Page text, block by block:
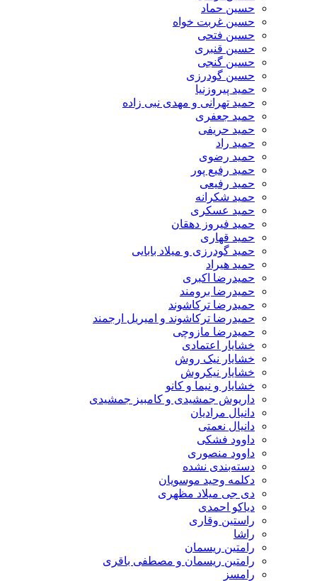
حسین حماد
حسین غربت خواه
حسین فتحی
حسین قنبری
حسین گنجی
حسین گودرزی
حمید پیروزنیا
حمید تهرانی و مهدی نبی زاده
حمید جعفری
حمید حریفی
حمید راد
حمید رضوی
حمید رفیع پور
حمید رفیعی
حمید شکرانه
حمید عسکری
حمید فیروز دهقان
حمید قهاری
حمید گودرزی و میلاد بابایی
حمید هیراد
حمیدرضا اکبری
حمیدرضا برومند
حمیدرضا ترکاشوند
حمیدرضا ترکاشوند و امیریل ارجمند
حمیدرضا مازوچی
خشایار اعتمادی
خشایار نیک روش
خشایار نیکروش
خشایار و نیما و کانو
داریوش جمشیدی و کامبیز جمشیدی
دانیال مرادیان
دانیال نعمتی
داوود فشکی
داوود منصوری
دسته‌بندی نشده
دکلمه وحید موسویان
دی جی میلاد مظهری
دیاکو احمدی
راستین وقاری
راشا
رامتین ریسمان
رامتین ریسمان و مصطفی باقری
رامسز